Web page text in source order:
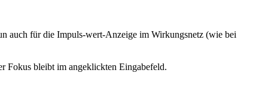
auch für die Impuls-wert-Anzeige im Wirkungsnetz (wie bei
Fokus bleibt im angeklickten Eingabefeld.